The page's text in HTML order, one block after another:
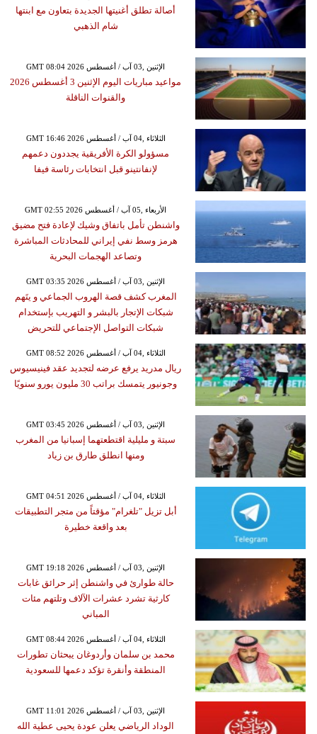
أصالة تطلق أغنيتها الجديدة بتعاون مع ابنتها
شام الذهبي
GMT 08:04 2026 الإثنين ,03 آب / أغسطس
مواعيد مباريات اليوم الإثنين 3 أغسطس 2026
والقنوات الناقلة
GMT 16:46 2026 الثلاثاء ,04 آب / أغسطس
مسؤولو الكرة الأفريقية يجددون دعمهم
لإنفانتينو قبل انتخابات رئاسة فيفا
GMT 02:55 2026 الأربعاء ,05 آب / أغسطس
واشنطن تأمل باتفاق وشيك لإعادة فتح مضيق
هرمز وسط نفي إيراني للمحادثات المباشرة
وتصاعد الهجمات البحرية
GMT 03:35 2026 الإثنين ,03 آب / أغسطس
المغرب كشف قصة الهروب الجماعي و يتَهم
شبكات الإتجار بالبشر و التهريب بإستخدام
شبكات التواصل الإجتماعي للتحريض
GMT 08:52 2026 الثلاثاء ,04 آب / أغسطس
ريال مدريد يرفع عرضه لتجديد عقد فينيسيوس
وجونيور يتمسك براتب 30 مليون يورو سنويًا
GMT 03:45 2026 الإثنين ,03 آب / أغسطس
سبتة و مليلية اقتطعتهما إسبانيا من المغرب
ومنها انطلق طارق بن زياد
GMT 04:51 2026 الثلاثاء ,04 آب / أغسطس
أبل تزيل "تلغرام" مؤقتاً من متجر التطبيقات
بعد واقعة خطيرة
GMT 19:18 2026 الإثنين ,03 آب / أغسطس
حالة طوارئ في واشنطن إثر حرائق غابات
كارثية تشرد عشرات الآلاف وتلتهم مئات
المباني
GMT 08:44 2026 الثلاثاء ,04 آب / أغسطس
محمد بن سلمان وأردوغان يبحثان تطورات
المنطقة وأنقرة تؤكد دعمها للسعودية
GMT 11:01 2026 الإثنين ,03 آب / أغسطس
الوداد الرياضي يعلن عودة يحيى عطية الله